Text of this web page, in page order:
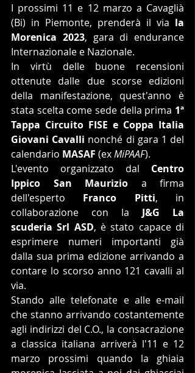
I prossimi 11 e 12 marzo a Cavaglià
(Bi) in Piemonte, prenderà il via la
Morenica 2023, gara di endurance
Internazionale e Nazionale.
In virtù delle buone recensioni
ottenute dalle due scorse edizioni
della manifestazione, quest'anno è
stata scelta come sede della prima 1ª
Tappa Circuito FISE e Coppa Italia
Giovani Cavalli nonché di gara 1 del
calendario MASAF (ex MiPAAF).
L'evento organizzato dal Centro
Ippico San Maurizio a firma
dell'esperto Franco Pitti, in
collaborazione con la J&G La
scuderia Srl ASD, è stato capace di
esprimere numeri importanti già
dalla sua prima edizione arrivando a
contare lo scorso anno 121 cavalli al
via.
Stando alle telefonate e alle e-mail
che stanno arrivando costantemente
agli indirizzi del C.O., la consacrazione
a classica italiana arriverà l'11 e 12
marzo prossimi quando la ghiaia